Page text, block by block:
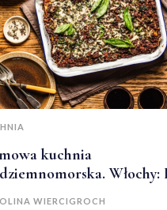
kuchnia
Włochy:
WIERCIGROCH